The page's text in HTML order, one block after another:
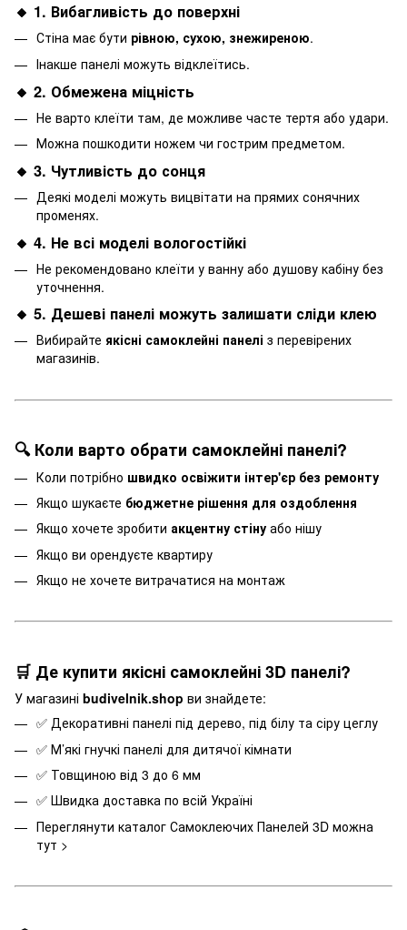
🔸 1. Вибагливість до поверхні
Стіна має бути рівною, сухою, знежиреною.
Інакше панелі можуть відклеїтись.
🔸 2. Обмежена міцність
Не варто клеїти там, де можливе часте тертя або удари.
Можна пошкодити ножем чи гострим предметом.
🔸 3. Чутливість до сонця
Деякі моделі можуть вицвітати на прямих сонячних
променях.
🔸 4. Не всі моделі вологостійкі
Не рекомендовано клеїти у ванну або душову кабіну без
уточнення.
🔸 5. Дешеві панелі можуть залишати сліди клею
Вибирайте якісні самоклейні панелі з перевірених
магазинів.
🔍 Коли варто обрати самоклейні панелі?
Коли потрібно швидко освіжити інтер'єр без ремонту
Якщо шукаєте бюджетне рішення для оздоблення
Якщо хочете зробити акцентну стіну або нішу
Якщо ви орендуєте квартиру
Якщо не хочете витрачатися на монтаж
🛒 Де купити якісні самоклейні 3D панелі?
У магазині budivelnik.shop ви знайдете:
✅ Декоративні панелі під дерево, під білу та сіру цеглу
✅ М’які гнучкі панелі для дитячої кімнати
✅ Товщиною від 3 до 6 мм
✅ Швидка доставка по всій Україні
Переглянути каталог Самоклеючих Панелей 3D можна
тут >